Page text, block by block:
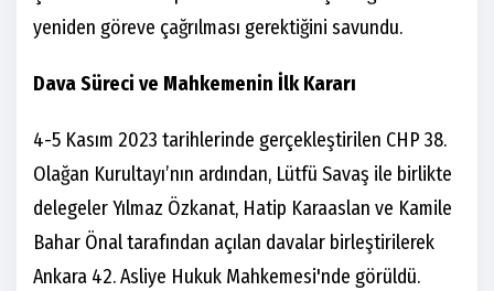
yeniden göreve çağrılması gerektiğini savundu.
Dava Süreci ve Mahkemenin İlk Kararı
4-5 Kasım 2023 tarihlerinde gerçekleştirilen CHP 38.
Olağan Kurultayı’nın ardından, Lütfü Savaş ile birlikte
delegeler Yılmaz Özkanat, Hatip Karaaslan ve Kamile
Bahar Önal tarafından açılan davalar birleştirilerek
Ankara 42. Asliye Hukuk Mahkemesi'nde görüldü.